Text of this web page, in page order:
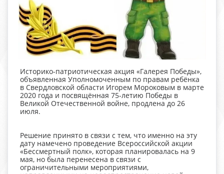
Историко-патриотическая акция «Галерея Победы»,
объявленная Уполномоченным по правам ребёнка
в Свердловской области Игорем Мороковым в марте
2020 года и посвящённая 75-летию Победы в
Великой Отечественной войне, продлена до 26
июля.
Решение принято в связи с тем, что именно на эту
дату намечено проведение Всероссийской акции
«Бессмертный полк», которая планировалась на 9
мая, но была перенесена в связи с
ограничительными мероприятиями,